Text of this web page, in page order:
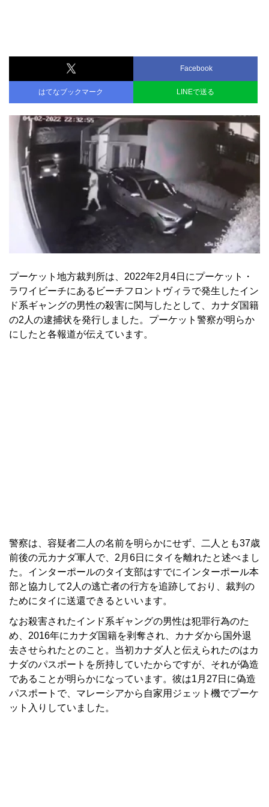
Facebook
はてなブックマーク LINEで送る
プーケット地方裁判所は、2022年2月4日にプーケット・
ラワイビーチにあるビーチフロントヴィラで発生したイン
ド系ギャングの男性の殺害に関与したとして、カナダ国籍
の2人の逮捕状を発行しました。プーケット警察が明らか
にしたと各報道が伝えています。
警察は、容疑者二人の名前を明らかにせず、二人とも37歳
前後の元カナダ軍人で、2月6日にタイを離れたと述べまし
た。インターポールのタイ支部はすでにインターポール本
部と協力して2人の逃亡者の行方を追跡しており、裁判の
ためにタイに送還できるといいます。
なお殺害されたインド系ギャングの男性は犯罪行為のた
め、2016年にカナダ国籍を剥奪され、カナダから国外退
去させられたとのこと。当初カナダ人と伝えられたのはカ
ナダのパスポートを所持していたからですが、それが偽造
であることが明らかになっています。彼は1月27日に偽造
パスポートで、マレーシアから自家用ジェット機でプーケ
ット入りしていました。